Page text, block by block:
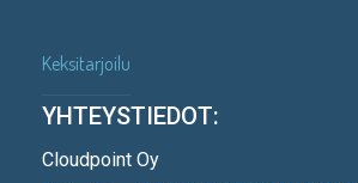
Keksitarjoilu
YHTEYSTIEDOT:
Cloudpoint Oy